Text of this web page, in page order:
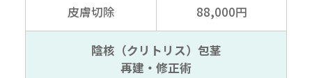
皮膚切除 88,000円
陰核（クリトリス）包茎
再建・修正術